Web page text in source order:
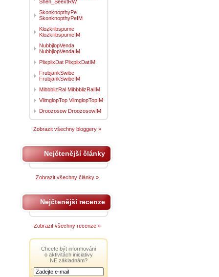
Shen_SeextRW
SkonknopthyPe
SkonknopthyPeIM
Klozkribspume
KlozkribspumeIM
NubbjlopVenda
NubbjlopVendaIM
PlixplixDat PlixplixDatIM
FrubjankSwibe
FrubjankSwibeIM
MibbblizRal MibbblizRalIM
VlimglopTop VlimglopTopIM
Droozosow DroozosowIM
Zobrazit všechny bloggery »
Nejčtenější články
Zobrazit všechny články »
Nejčtenější recenze
Zobrazit všechny recenze »
Chcete být informováni
o aktivitách iniciativy
NE základnám?